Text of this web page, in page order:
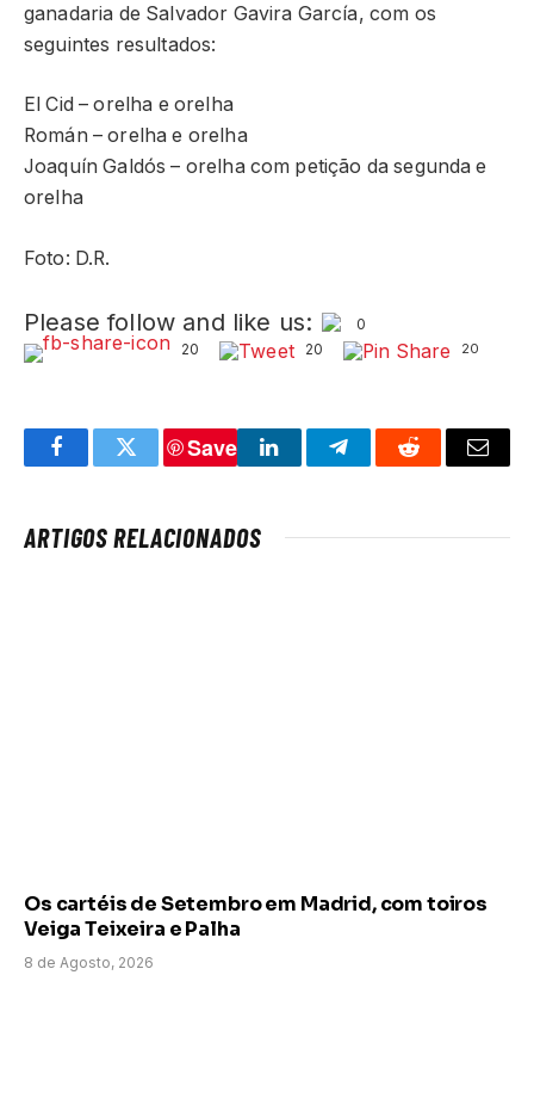
ganadaria de Salvador Gavira García, com os
seguintes resultados:
El Cid – orelha e orelha
Román – orelha e orelha
Joaquín Galdós – orelha com petição da segunda e
orelha
Foto: D.R.
Please follow and like us:
0
20
20 20
FacebookTwitter
Save
LinkedInTelegramReddit Email
ARTIGOS RELACIONADOS
Os cartéis de Setembro em Madrid, com toiros
Veiga Teixeira e Palha
8 de Agosto, 2026